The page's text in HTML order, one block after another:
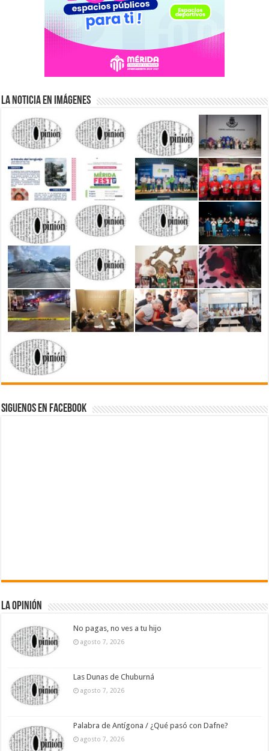
La Noticia en Imágenes
Siguenos en Facebook
La Opinión
No pagas, no ves a tu hijo
agosto 7, 2026
Las Dunas de Chuburná
agosto 7, 2026
Palabra de Antígona / ¿Qué pasó con Dafne?
agosto 7, 2026